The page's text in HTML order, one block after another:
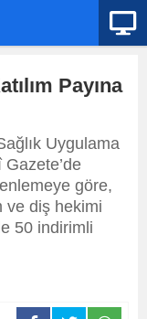
Payına
Uygulama
göre,
ve diş hekimi
50 indirimli